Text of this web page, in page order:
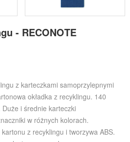
- RECONOTE
z karteczkami samoprzylepnymi
okładka z recyklingu. 140
i średnie karteczki
w różnych kolorach.
z recyklingu i tworzywa ABS.